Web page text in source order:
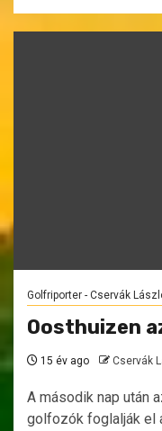
Golfriporter - Cservák
Oosthuizen
15 év ago Cservák
A második nap után
golfozók foglalják el